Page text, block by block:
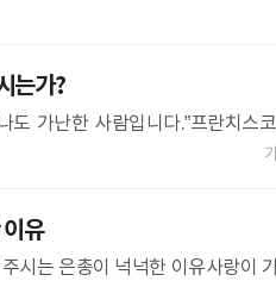
는가?
가난한 사람입니다.”프란치스
유
시는 은총이 넉넉한 이유사랑이